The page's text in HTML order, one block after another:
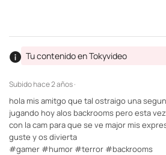
Subidohace 2 años ·
Tu contenido en Tokyvideo
hola mis amitgo que tal ostraigo una
jugando hoy alos backrooms pero esta
con la cam para que se ve major mis
guste y os divierta
#gamer #humor #terror #backrooms